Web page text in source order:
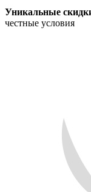
Уникальные
честные условия